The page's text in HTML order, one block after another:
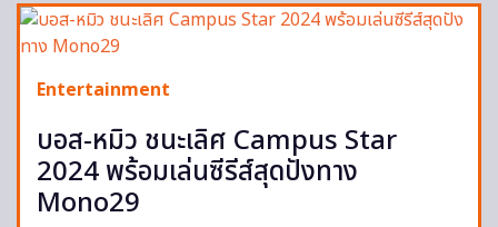
Entertainment
บอส-หมิว ชนะเลิศ Campus Star
2024 พร้อมเล่นซีรีส์สุดปังทาง
Mono29